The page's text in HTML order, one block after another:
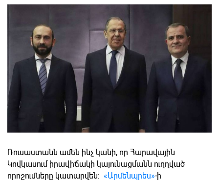
Ռուսաստանն ամեն ինչ կանի, որ Հարավային
Կովկասում իրավիճակի կայունացմանն ուղղված
որոշումները կատարվեն: «Արմենպրես»-ի